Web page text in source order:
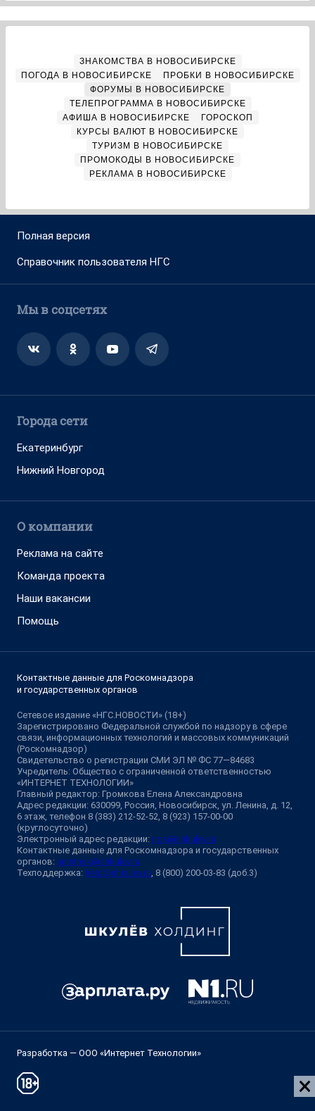
ЗНАКОМСТВА В НОВОСИБИРСКЕ
ПОГОДА В НОВОСИБИРСКЕ
ПРОБКИ В НОВОСИБИРСКЕ
ФОРУМЫ В НОВОСИБИРСКЕ
ТЕЛЕПРОГРАММА В НОВОСИБИРСКЕ
АФИША В НОВОСИБИРСКЕ
ГОРОСКОП
КУРСЫ ВАЛЮТ В НОВОСИБИРСКЕ
ТУРИЗМ В НОВОСИБИРСКЕ
ПРОМОКОДЫ В НОВОСИБИРСКЕ
РЕКЛАМА В НОВОСИБИРСКЕ
Полная версия
Справочник пользователя НГС
Мы в соцсетях
Города сети
Екатеринбург
Нижний Новгород
О компании
Реклама на сайте
Команда проекта
Наши вакансии
Помощь
Контактные данные для Роскомнадзора
и государственных органов
Сетевое издание «НГС.НОВОСТИ» (18+)
Зарегистрировано Федеральной службой по надзору в сфере
связи, информационных технологий и массовых коммуникаций
(Роскомнадзор)
Свидетельство о регистрации СМИ ЭЛ № ФС 77—84683
Учредитель: Общество с ограниченной ответственностью
«ИНТЕРНЕТ ТЕХНОЛОГИИ»
Главный редактор: Громкова Елена Александровна
Адрес редакции: 630099, Россия, Новосибирск, ул. Ленина, д. 12,
6 этаж, телефон 8 (383) 212-52-52, 8 (923) 157-00-00
(круглосуточно)
Электронный адрес редакции: ngs@shkulev.ru
Контактные данные для Роскомнадзора и государственных
органов: juristnsk@shkulev.ru
Техподдержка: help@shkulev.ru , 8 (800) 200-03-83 (доб.3)
Разработка — ООО «Интернет Технологии»